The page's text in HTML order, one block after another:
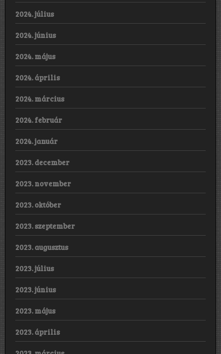
2024. július
2024. június
2024. május
2024. április
2024. március
2024. február
2024. január
2023. december
2023. november
2023. október
2023. szeptember
2023. augusztus
2023. július
2023. június
2023. május
2023. április